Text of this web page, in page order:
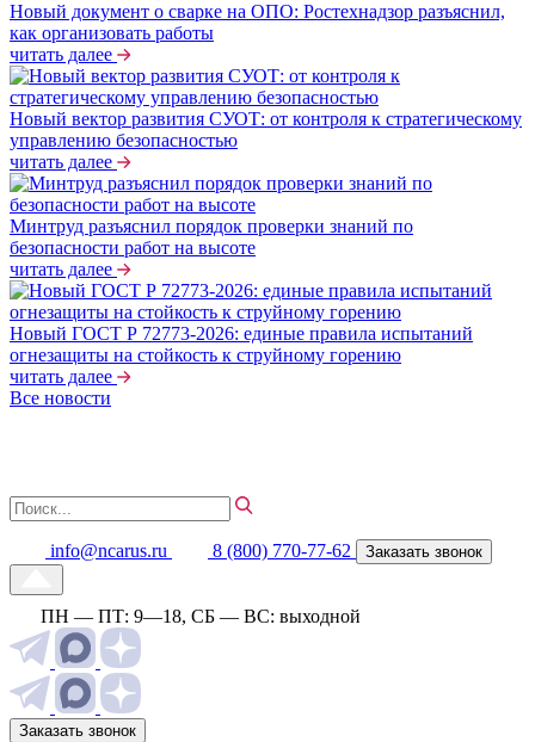
Новый документ о сварке на ОПО: Ростехнадзор разъяснил,
как организовать работы
читать далее
Новый вектор развития СУОТ: от контроля к стратегическому
управлению безопасностью
читать далее
Минтруд разъяснил порядок проверки знаний по
безопасности работ на высоте
читать далее
Новый ГОСТ Р 72773-2026: единые правила испытаний
огнезащиты на стойкость к струйному горению
читать далее
Все новости
info@ncarus.ru 8 (800) 770-77-62 Заказать звонок
ПН — ПТ: 9—18, СБ — ВС: выходной
Заказать звонок